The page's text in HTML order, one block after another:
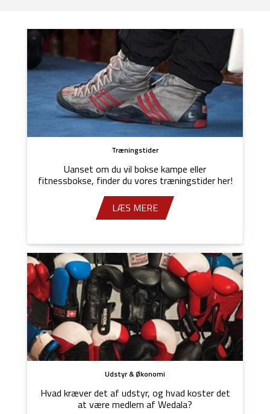
Træningstider
Uanset om du vil bokse kampe eller
fitnessbokse, finder du vores træningstider her!
LÆS MERE
Udstyr & Økonomi
Hvad kræver det af udstyr, og hvad koster det
at være medlem af Wedala?